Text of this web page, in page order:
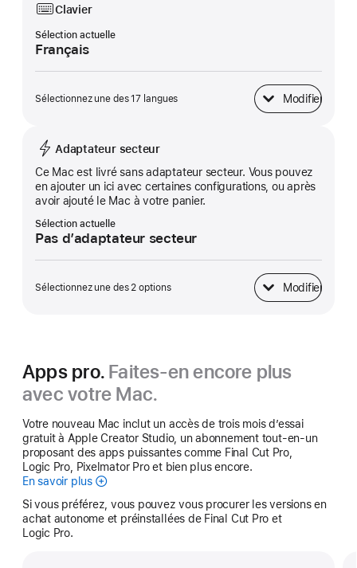
Clavier
Sélection actuelle
Français
Sélectionnez une des 17 langues Modifier
Clavier
Adaptateur secteur
Ce Mac est livré sans adaptateur secteur. Vous pouvez
en ajouter un ici avec certaines configurations, ou après
avoir ajouté le Mac à votre panier.
Sélection actuelle
Pas d’adaptateur secteur
Sélectionnez une des 2 options Modifier
Adaptateur secteur
Apps pro. Faites-en encore plus
avec votre Mac.
Votre nouveau Mac inclut un accès de trois mois d’essai
gratuit à Apple Creator Studio, un abonnement tout-en-un
proposant des apps puissantes comme Final Cut Pro,
Logic Pro, Pixelmator Pro et bien plus encore.
En savoir plusApple Creator Studio
Si vous préférez, vous pouvez vous procurer les versions en
achat autonome et préinstallées de Final Cut Pro et
Logic Pro.